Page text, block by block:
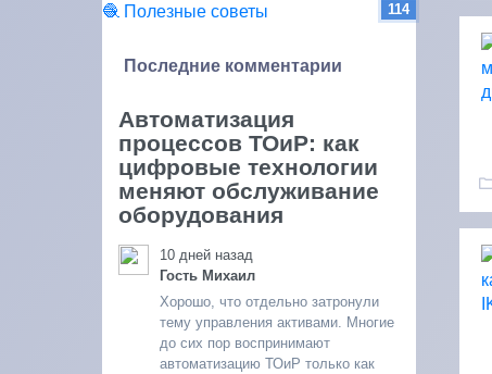
🧶 Полезные советы 114
Последние комментарии
Автоматизация
процессов ТОиР: как
цифровые технологии
меняют обслуживание
оборудования
10 дней назад
Гость Михаил
Хорошо, что отдельно затронули
тему управления активами. Многие
до сих пор воспринимают
автоматизацию ТОиР только как